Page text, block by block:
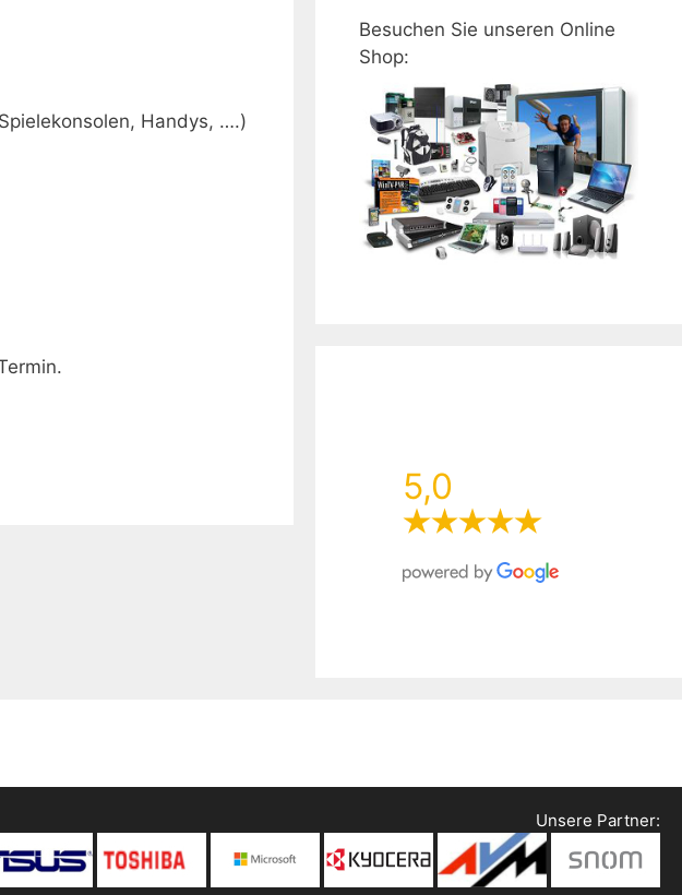
Handys, ….)
Besuchen Sie unseren Online
Shop:
5,0
Unsere Partner: